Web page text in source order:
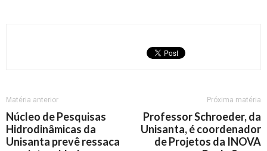
Matéria anterior
Núcleo de Pesquisas
Hidrodinâmicas da
Unisanta prevê ressaca
Próxima matéria
Professor Schroeder, da
Unisanta, é coordenador
de Projetos da INOVA